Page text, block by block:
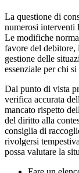
La questione di
numerosi interventi
Le modifiche
favore del debitore,
gestione delle
essenziale per chi
Dal punto di vista
verifica accurata
mancato rispetto
del diritto alla
consiglia di
rivolgersi
possa valutare la